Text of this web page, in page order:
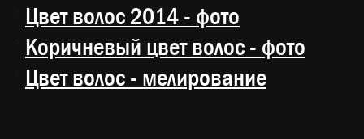
Цвет волос 2014 - фото
Коричневый цвет волос - фото
Цвет волос - мелирование